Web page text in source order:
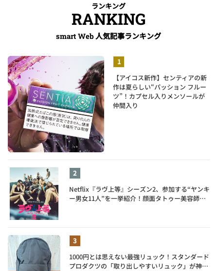
ランキング
RANKING
smart Web 人気記事ランキング
【アイコス新作】センティアの新
作は夏らしい“パッション フルー
ツ”！カプセル入りメンソールが
仲間入り
Netflix『ラヴ上等』シーズン2、参加する“ヤンキ
ー男女11人”を一挙紹介！顔面タトゥー美容師、
1000円とは思えない最強リュック！スタンダード
プロダクツの「取り出しやすいリュック」が神す